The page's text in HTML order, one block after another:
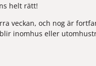
helt rätt!
veckan, och nog är
inomhus eller